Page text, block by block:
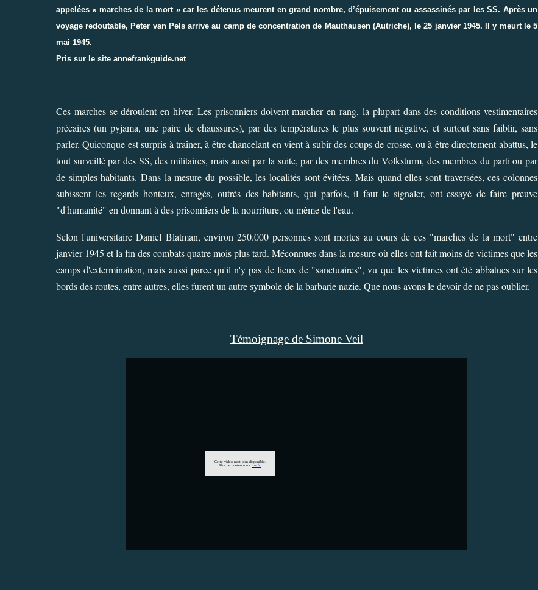
appelées « marches de la mort » car les détenus meurent en grand nombre, d’épuisement ou assassinés par les SS. Après un
voyage redoutable, Peter van Pels arrive au camp de concentration de Mauthausen (Autriche), le 25 janvier 1945. Il y meurt le 5
mai 1945.
Pris sur le site annefrankguide.net
Ces marches se déroulent en hiver. Les prisonniers doivent marcher en rang, la plupart dans des conditions vestimentaires
précaires (un pyjama, une paire de chaussures), par des températures le plus souvent négative, et surtout sans faiblir, sans
parler. Quiconque est surpris à traîner, à être chancelant en vient à subir des coups de crosse, ou à être directement abattus, le
tout surveillé par des SS, des militaires, mais aussi par la suite, par des membres du Volksturm, des membres du parti ou par
de simples habitants. Dans la mesure du possible, les localités sont évitées. Mais quand elles sont traversées, ces colonnes
subissent les regards honteux, enragés, outrés des habitants, qui parfois, il faut le signaler, ont essayé de faire preuve
"d'humanité" en donnant à des prisonniers de la nourriture, ou même de l'eau.
Selon l'universitaireDaniel Blatman, environ 250.000 personnes sont mortes au cours de ces "marches de la mort" entre
janvier 1945 et la fin des combats quatre mois plus tard. Méconnues dans la mesure où elles ont fait moins de victimes que les
camps d'extermination, mais aussi parce qu'il n'y pas de lieux de "sanctuaires", vu que les victimes ont été abbatues sur les
bords des routes, entre autres, elles furent un autre symbole de la barbarie nazie. Que nous avons le devoir de ne pas oublier.
Témoignage de Simone Veil